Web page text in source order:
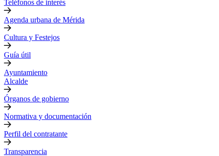
Teléfonos de interés
Agenda urbana de Mérida
Cultura y Festejos
Guía útil
Ayuntamiento
Alcalde
Órganos de gobierno
Normativa y documentación
Perfil del contratante
Transparencia